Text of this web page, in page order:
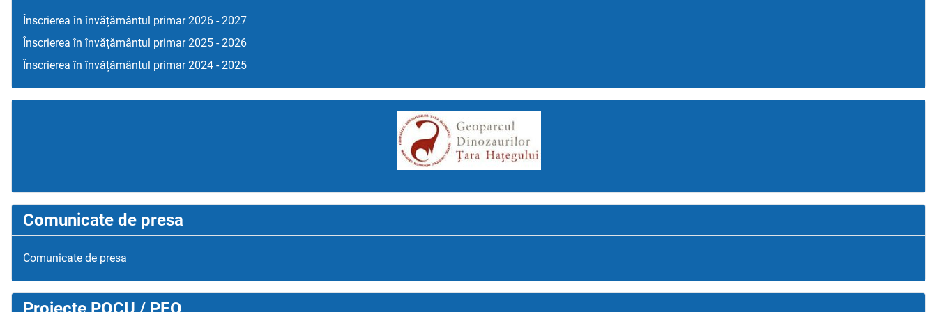
Înscrierea în învățământul primar 2026 - 2027
Înscrierea în învățământul primar 2025 - 2026
Înscrierea în învățământul primar 2024 - 2025
Comunicate de presa
Comunicate de presa